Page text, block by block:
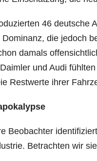
46 deutsche
die jedoch
damals
und Audi
Restwerte ihrer
Beobachter
Betrachten wir